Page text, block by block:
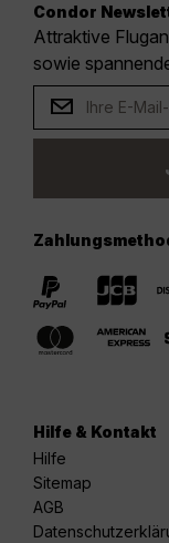
Condor
Attraktive
sowie
Hilfe & Kontakt
Hilfe
Sitemap
AGB